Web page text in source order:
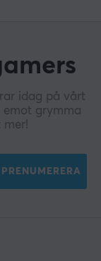
idag på vårt
emot grymma
PRENUMERERA